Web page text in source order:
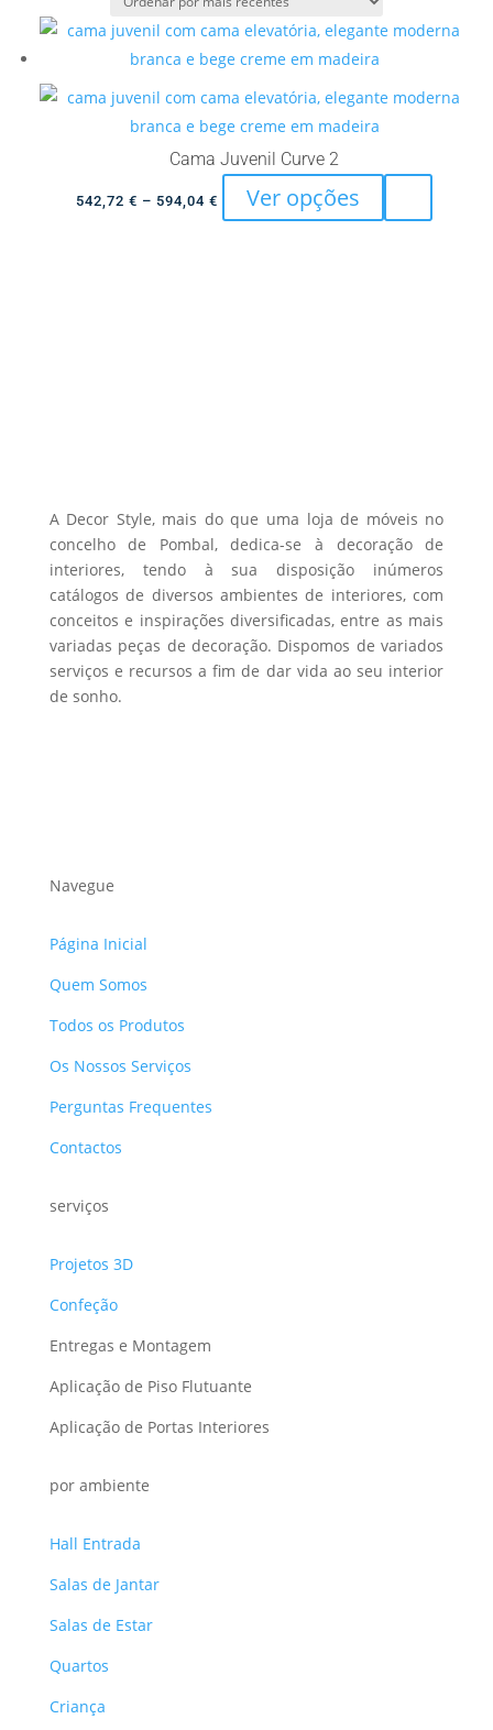
Cama Juvenil Curve 2
542,72 € – 594,04 €
Price
range:
Ver opções
product
product
page
A Decor Style, mais do que uma loja de móveis no
concelho de Pombal, dedica-se à decoração de
interiores, tendo à sua disposição inúmeros
catálogos de diversos ambientes de interiores, com
conceitos e inspirações diversificadas, entre as mais
variadas peças de decoração. Dispomos de variados
serviços e recursos a fim de dar vida ao seu interior
de sonho.
Navegue
Página Inicial
Quem Somos
Todos os Produtos
Os Nossos Serviços
Perguntas Frequentes
Contactos
serviços
Projetos 3D
Confeção
Entregas e Montagem
Aplicação de Piso Flutuante
Aplicação de Portas Interiores
por ambiente
Hall Entrada
Salas de Jantar
Salas de Estar
Quartos
Criança